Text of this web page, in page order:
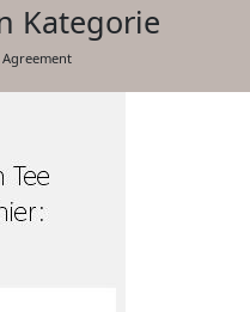
Kategorie
Agreement